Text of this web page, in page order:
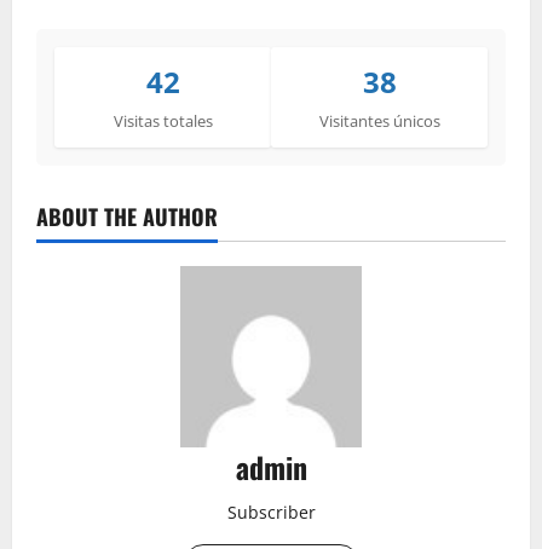
42
Visitas totales
38
Visitantes únicos
ABOUT THE AUTHOR
admin
Subscriber